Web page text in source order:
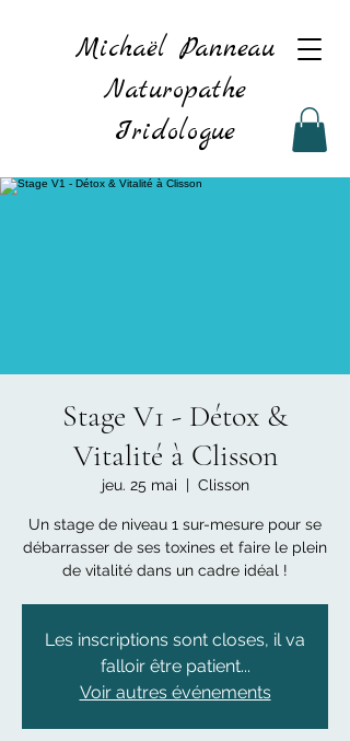
Michaël Panneau
Naturopathe
Iridologue
Stage V1 - Détox &
Vitalité à Clisson
jeu. 25 mai
  |
Clisson
Un stage de niveau 1 sur-mesure pour se
débarrasser de ses toxines et faire le plein
de vitalité dans un cadre idéal !
Les inscriptions sont closes, il va
falloir être patient...
Voir autres événements